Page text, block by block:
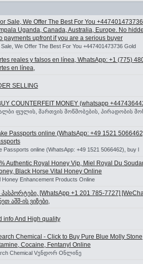
Sale, We Offer The Best For You
Uganda, Canada, Australia, Europe. No
payments upfront if you are a serious buyer
We Offer The Best For You +447401473736 Gold
reales y falsos en línea, WhatsApp: +1 (775)
en línea,
SELLING
COUNTERFEIT MONEY (‪whatsapp
ფულის, მართვის მოწმობების, პირადობის
Passports online (WhatsApp: +49 1521
Passports online (WhatsApp: +49 1521 5066462), buy l
Authentic Royal Honey Vip, Miel Royal Du
Black Horse Vital Honey Online
Honey Enhancement Products Online
პასპორტები, [WhatsApp +1 201 785-7727]
აშშ-ის ვიზები,
info And High quality
Chemical - Click to Buy Pure Blue Molly
Cocaine, Fentanyl Online
Chemical Vენდორ Oნლინე